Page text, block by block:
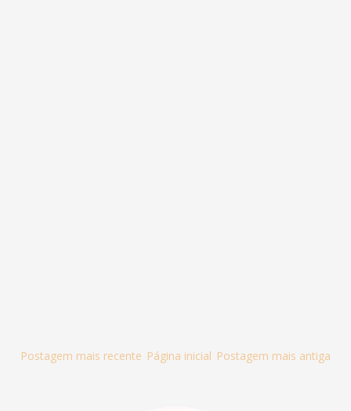
Postagem mais recente Postagem mais antiga
Página inicial